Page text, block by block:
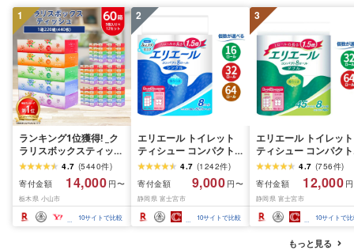
1
ランキング1位獲得! _ク
ラリスボックスティッシ
ュ60箱(1箱220組(440
枚))(5個入り×12セット)_
ティッシュ ティッシュ
ペーパー 日用品 常備品
生活用品 まとめ買い [配
送不可地域:離島・沖縄
4.7 (5440件)
寄付金額
14,000 円〜
栃木県 小山市
10サイトで比較
2
エリエール トイレット
ティシュー コンパクト
シングル [個数が選べ
る:16・32・64 ロール]
1.5倍巻 82.5m トイレッ
トペーパー シングル パ
ルプ100% 香りつき 日用
品 消耗品 備蓄 ふるさと
4.7 (1242件)
寄付金額
9,000 円〜
静岡県 富士宮市
10サイトで比較
3
エリエール トイレット
ティシュー コンパクト
ダブル [選べるロール
数:32・64 ロール] 1.5
巻 45m トイレットペ
パー ダブル パルプ
香りつき 日用品 消耗
備蓄 ふるさと納税 ふ
さと 送料無料 静岡県
4.7 (756件)
寄付金額
12,000
静岡県 富士宮市
10サイトで
もっと見る